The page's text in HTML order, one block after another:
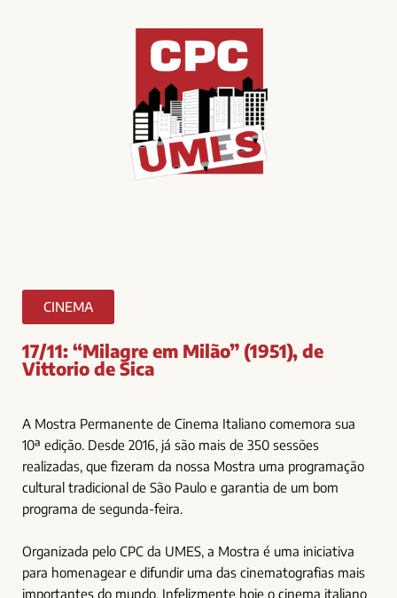
CINEMA
17/11: “Milagre em Milão” (1951), de
Vittorio de Sica
A Mostra Permanente de Cinema Italiano comemora sua
10ª edição. Desde 2016, já são mais de 350 sessões
realizadas, que fizeram da nossa Mostra uma programação
cultural tradicional de São Paulo e garantia de um bom
programa de segunda-feira.
Organizada pelo CPC da UMES, a Mostra é uma iniciativa
para homenagear e difundir uma das cinematografias mais
importantes do mundo. Infelizmente hoje o cinema italiano